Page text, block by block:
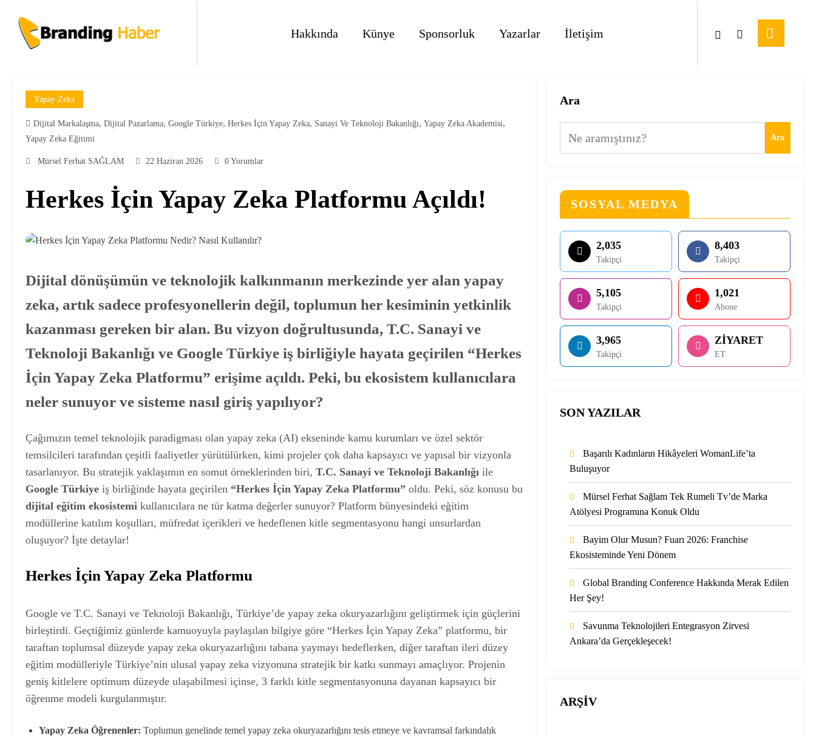
Hakkında Künye Sponsorluk Yazarlar İletişim
Yapay Zeka
Dijital Markalaşma, Dijital Pazarlama, Google Türkiye, Herkes İçin Yapay Zeka, Sanayi Ve Teknoloji Bakanlığı, Yapay Zeka Akademisi,
Yapay Zeka Eğitimi
Mürsel Ferhat SAĞLAM 22 Haziran 2026 0 Yorumlar
Herkes İçin Yapay Zeka Platformu Açıldı!
Dijital dönüşümün ve teknolojik kalkınmanın merkezinde yer alan yapay
zeka, artık sadece profesyonellerin değil, toplumun her kesiminin yetkinlik
kazanması gereken bir alan. Bu vizyon doğrultusunda, T.C. Sanayi ve
Teknoloji Bakanlığı ve Google Türkiye iş birliğiyle hayata geçirilen “Herkes
İçin Yapay Zeka Platformu” erişime açıldı. Peki, bu ekosistem kullanıcılara
neler sunuyor ve sisteme nasıl giriş yapılıyor?
Çağımızın temel teknolojik paradigması olan yapay zeka (AI) ekseninde kamu kurumları ve özel sektör
temsilcileri tarafından çeşitli faaliyetler yürütülürken, kimi projeler çok daha kapsayıcı ve yapısal bir vizyonla
tasarlanıyor. Bu stratejik yaklaşımın en somut örneklerinden biri, T.C. Sanayi ve Teknoloji Bakanlığı ile
Google Türkiye iş birliğinde hayata geçirilen “Herkes İçin Yapay Zeka Platformu” oldu. Peki, söz konusu bu
dijital eğitim ekosistemi kullanıcılara ne tür katma değerler sunuyor? Platform bünyesindeki eğitim
modüllerine katılım koşulları, müfredat içerikleri ve hedeflenen kitle segmentasyonu hangi unsurlardan
oluşuyor? İşte detaylar!
Herkes İçin Yapay Zeka Platformu
Google ve T.C. Sanayi ve Teknoloji Bakanlığı, Türkiye’de yapay zeka okuryazarlığını geliştirmek için güçlerini
birleştirdi. Geçtiğimiz günlerde kamuoyuyla paylaşılan bilgiye göre “Herkes İçin Yapay Zeka” platformu, bir
taraftan toplumsal düzeyde yapay zeka okuryazarlığını tabana yaymayı hedeflerken, diğer taraftan ileri düzey
eğitim modülleriyle Türkiye’nin ulusal yapay zeka vizyonuna stratejik bir katkı sunmayı amaçlıyor. Projenin
geniş kitlelere optimum düzeyde ulaşabilmesi içinse, 3 farklı kitle segmentasyonuna dayanan kapsayıcı bir
öğrenme modeli kurgulanmıştır.
Yapay Zeka Öğrenenler: Toplumun genelinde temel yapay zeka okuryazarlığını tesis etmeye ve kavramsal farkındalık
Ara
Ara
SOSYAL MEDYA
2,035
Takipçi
8,403
Takipçi
5,105
Takipçi
1,021
Abone
3,965
Takipçi
ZİYARET
ET
SON YAZILAR
Başarılı Kadınların Hikâyeleri WomanLife’ta
Buluşuyor
Mürsel Ferhat Sağlam Tek Rumeli Tv’de Marka
Atölyesi Programına Konuk Oldu
Bayim Olur Musun? Fuarı 2026: Franchise
Ekosisteminde Yeni Dönem
Global Branding Conference Hakkında Merak Edilen
Her Şey!
Savunma Teknolojileri Entegrasyon Zirvesi
Ankara’da Gerçekleşecek!
ARŞİV